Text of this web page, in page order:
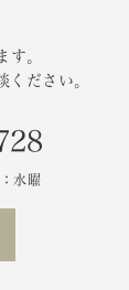
す。
ください。
水曜